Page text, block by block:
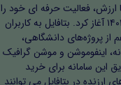
ارزش، فعالیت حرفه ای خود را
با اخذ مجوزهای مربوطه در شهریور ماه ۱۴۰۲ آغاز کرد. بتافایل به کاربران
از پروژه‌های دانشگاهی،
اینفوموشن و موشن گرافیک
این سامانه برای خرید
ارزنده در بتافایل می توانند